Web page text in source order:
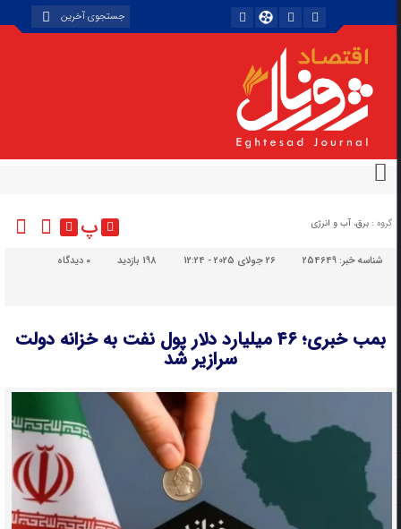
گروه : برق، آب و انرژی پ
شناسه خبر:254649 26 جولای 2025 - 12:24 198 بازدید دیدگاه
بمب خبری؛ ۴۶ میلیارد دلار پول نفت به خزانه دولت
سرازیر شد